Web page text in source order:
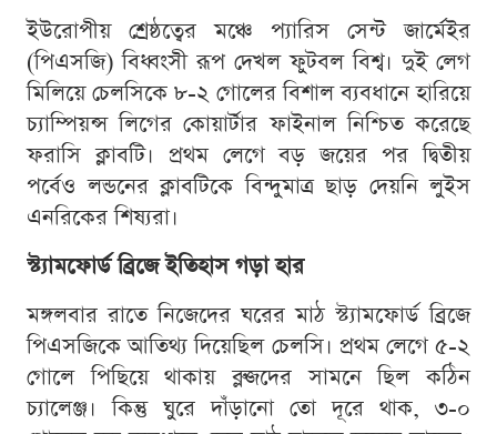
ইউরোপীয় শ্রেষ্ঠত্বের মঞ্চে প্যারিস সেন্ট জার্মেইর
(পিএসজি) বিধ্বংসী রূপ দেখল ফুটবল বিশ্ব। দুই লেগ
মিলিয়ে চেলসিকে ৮-২ গোলের বিশাল ব্যবধানে হারিয়ে
চ্যাম্পিয়ন্স লিগের কোয়ার্টার ফাইনাল নিশ্চিত করেছে
ফরাসি ক্লাবটি। প্রথম লেগে বড় জয়ের পর দ্বিতীয়
পর্বেও লন্ডনের ক্লাবটিকে বিন্দুমাত্র ছাড় দেয়নি লুইস
এনরিকের শিষ্যরা।
স্ট্যামফোর্ড ব্রিজে ইতিহাস গড়া হার
মঙ্গলবার রাতে নিজেদের ঘরের মাঠ স্ট্যামফোর্ড ব্রিজে
পিএসজিকে আতিথ্য দিয়েছিল চেলসি। প্রথম লেগে ৫-২
গোলে পিছিয়ে থাকায় ব্লুজদের সামনে ছিল কঠিন
চ্যালেঞ্জ। কিন্তু ঘুরে দাঁড়ানো তো দূরে থাক, ৩-০